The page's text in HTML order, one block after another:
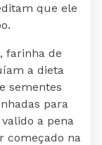
que ele
farinha de
a dieta
sementes
para
a pena
começado na